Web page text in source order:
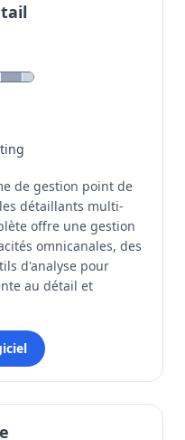
de gestion point de
détaillants multi-
offre une gestion
omnicanales, des
d'analyse pour
au détail et